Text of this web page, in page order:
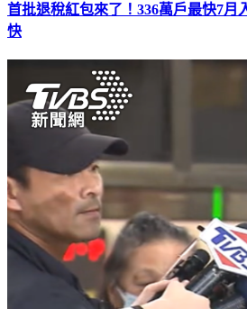
首批退稅紅包來了！336萬戶最快7
快